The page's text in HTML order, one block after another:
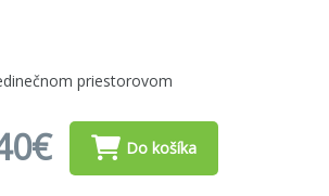
priestorovom
Do košíka